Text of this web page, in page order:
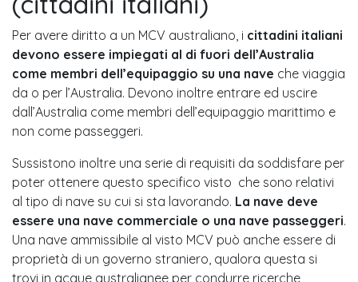
Per avere diritto a un MCV australiano, i cittadini italiani
devono essere impiegati al di fuori dell’Australia
come membri dell’equipaggio su una nave che viaggia
da o per l’Australia. Devono inoltre entrare ed uscire
dall’Australia come membri dell’equipaggio marittimo e
non come passeggeri.
Sussistono inoltre una serie di requisiti da soddisfare per
poter ottenere questo specifico visto che sono relativi
al tipo di nave su cui si sta lavorando. La nave deve
essere una nave commerciale o una nave passeggeri.
Una nave ammissibile al visto MCV può anche essere di
proprietà di un governo straniero, qualora questa si
trovi in acque australianee per condurre ricerche